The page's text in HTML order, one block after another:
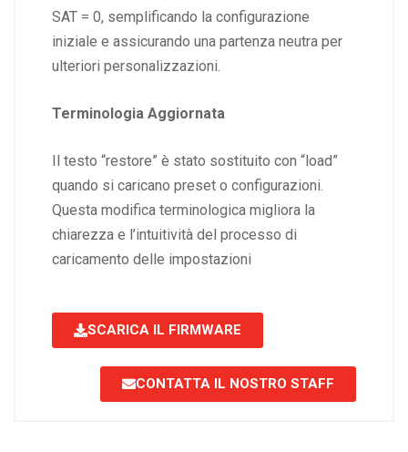
SAT = 0, semplificando la configurazione
iniziale e assicurando una partenza neutra per
ulteriori personalizzazioni.
Terminologia Aggiornata
Il testo “restore” è stato sostituito con “load”
quando si caricano preset o configurazioni.
Questa modifica terminologica migliora la
chiarezza e l’intuitività del processo di
caricamento delle impostazioni
SCARICA IL FIRMWARE
CONTATTA IL NOSTRO STAFF